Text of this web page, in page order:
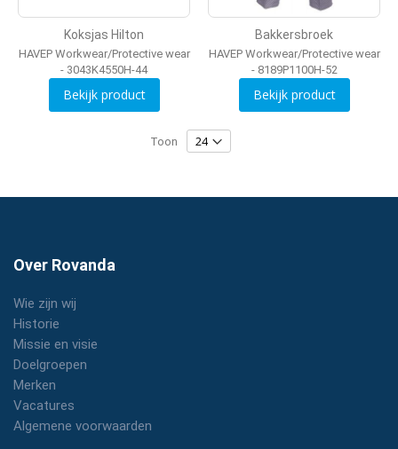
Koksjas Hilton
HAVEP Workwear/Protective wear
- 3043K4550H-44
Bekijk product
Bakkersbroek
HAVEP Workwear/Protective wear
- 8189P1100H-52
Bekijk product
Toon
Over Rovanda
Wie zijn wij
Historie
Missie en visie
Doelgroepen
Merken
Vacatures
Algemene voorwaarden